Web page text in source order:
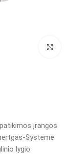
įrangos
Systeme
lygio